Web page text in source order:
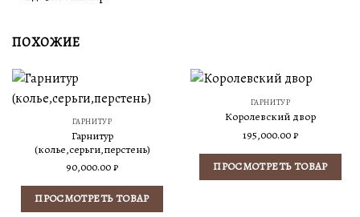
ПОХОЖИЕ
ГАРНИТУР
Гарнитур
(колье,серьги,перстень)
90,000.00₽
ПРОСМОТРЕТЬ ТОВАР
ГАРНИТУР
Королевский двор
195,000.00₽
ПРОСМОТРЕТЬ ТОВАР